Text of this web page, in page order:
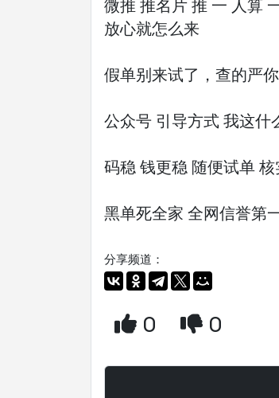
微推 推名片 推 一 人算
放心就怎么来
假单别来试了，查的严
公众号 引导方式 我这什
码稳 钱更稳 随便试单
黑单死全家 全网信誉第
分享频道：
0 0